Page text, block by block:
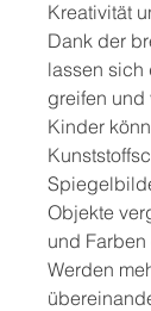
Kreativität
Dank der
lassen sich
greifen und
Kinder
Objekte
und
Werden